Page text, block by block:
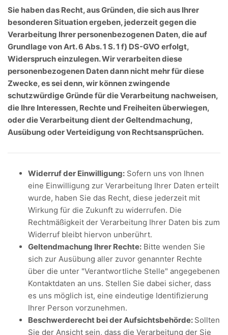
Sie haben das Recht, aus Gründen, die sich aus Ihrer
besonderen Situation ergeben, jederzeit gegen die
Verarbeitung Ihrer personenbezogenen Daten, die auf
Grundlage von Art. 6 Abs. 1 S. 1 f) DS-GVO erfolgt,
Widerspruch einzulegen. Wir verarbeiten diese
personenbezogenen Daten dann nicht mehr für diese
Zwecke, es sei denn, wir können zwingende
schutzwürdige Gründe für die Verarbeitung nachweisen,
die Ihre Interessen, Rechte und Freiheiten überwiegen,
oder die Verarbeitung dient der Geltendmachung,
Ausübung oder Verteidigung von Rechtsansprüchen.
Widerruf der Einwilligung: Sofern uns von Ihnen
eine Einwilligung zur Verarbeitung Ihrer Daten erteilt
wurde, haben Sie das Recht, diese jederzeit mit
Wirkung für die Zukunft zu widerrufen. Die
Rechtmäßigkeit der Verarbeitung Ihrer Daten bis zum
Widerruf bleibt hiervon unberührt.
Geltendmachung Ihrer Rechte: Bitte wenden Sie
sich zur Ausübung aller zuvor genannter Rechte
über die unter "Verantwortliche Stelle" angegebenen
Kontaktdaten an uns. Stellen Sie dabei sicher, dass
es uns möglich ist, eine eindeutige Identifizierung
Ihrer Person vorzunehmen.
Beschwerderecht bei der Aufsichtsbehörde: Sollten
Sie der Ansicht sein, dass die Verarbeitung der Sie